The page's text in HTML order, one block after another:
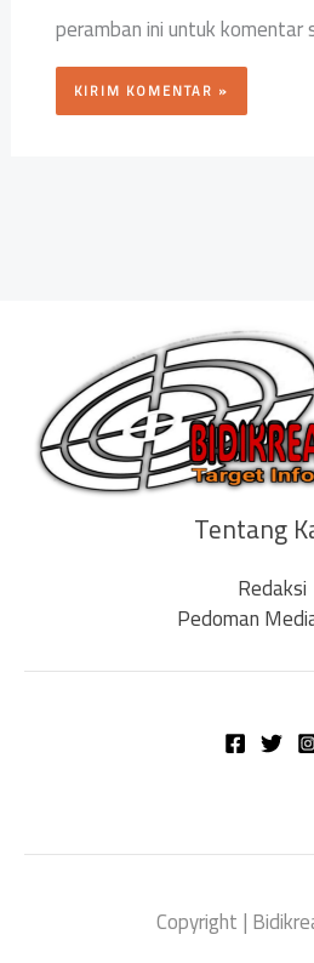
peramban ini untuk komentar
Tentang
Redaksi
Pedoman
Copyright |